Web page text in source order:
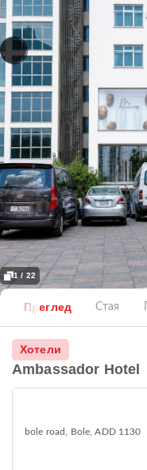
1 / 22
Преглед Стая
Хотели
Ambassador Hotel
bole road, Bole, ADD 1130